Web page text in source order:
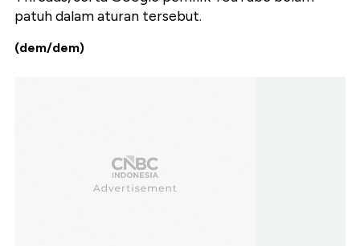
patuh dalam aturan tersebut.
(dem/dem)